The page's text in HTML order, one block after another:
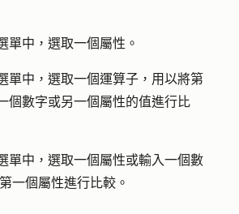
單中，選取一個屬性 。
單中，選取一個運算子 ，用以將第
個數字或另一個屬性的值進行比
單中，選取一個屬性或輸入一個數
一個屬性進行比較。